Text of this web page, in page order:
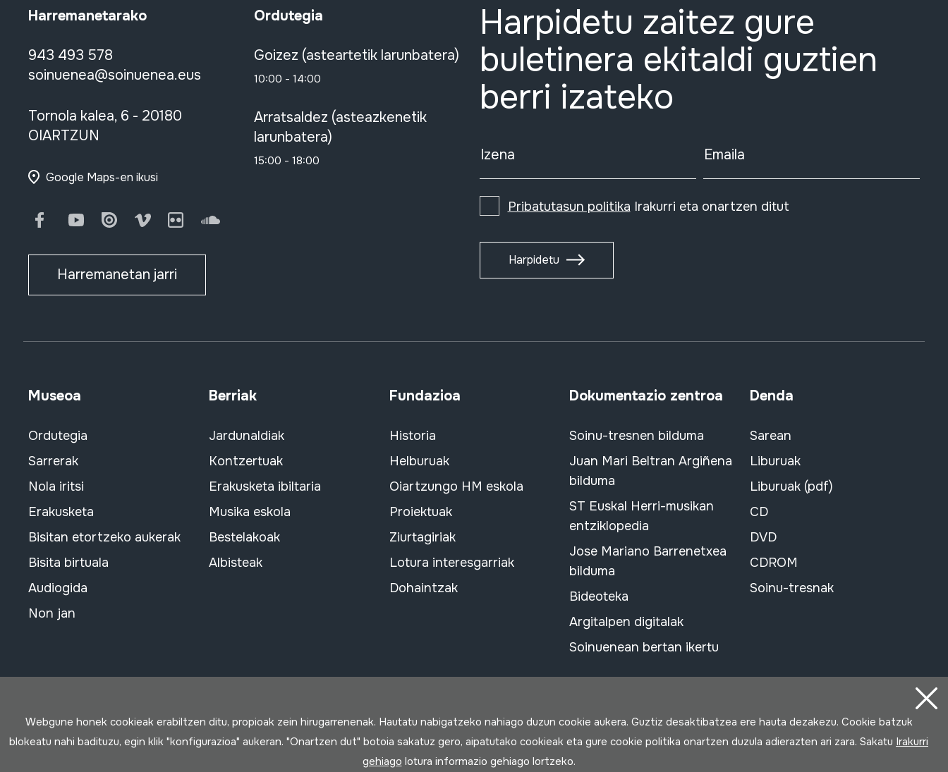
Harremanetarako
943 493 578
soinuenea@soinuenea.eus
Tornola kalea, 6 - 20180
OIARTZUN
Google Maps-en ikusi
FacebookYoutubeIssuu Vimeo FlickrSoundCloud
Harremanetan jarri
Ordutegia
Goizez (asteartetik larunbatera)
10:00 - 14:00
Arratsaldez (asteazkenetik
larunbatera)
15:00 - 18:00
Harpidetu zaitez gure
buletinera ekitaldi guztien
berri izateko
Izena Emaila
Pribatutasun politika Irakurri eta onartzen ditut
Harpidetu
Museoa
Ordutegia
Sarrerak
Nola iritsi
Erakusketa
Bisitan etortzeko aukerak
Bisita birtuala
Audiogida
Non jan
Berriak
Jardunaldiak
Kontzertuak
Erakusketa ibiltaria
Musika eskola
Bestelakoak
Albisteak
Fundazioa
Historia
Helburuak
Oiartzungo HM eskola
Proiektuak
Ziurtagiriak
Lotura interesgarriak
Dohaintzak
Dokumentazio zentroa
Soinu-tresnen bilduma
Juan Mari Beltran Argiñena
bilduma
ST Euskal Herri-musikan
entziklopedia
Jose Mariano Barrenetxea
bilduma
Bideoteka
Argitalpen digitalak
Soinuenean bertan ikertu
Denda
Sarean
Liburuak
Liburuak (pdf)
CD
DVD
CDROM
Soinu-tresnak
Webgune honek cookieak erabiltzen ditu, propioak zein hirugarrenenak. Hautatu nabigatzeko nahiago duzun cookie aukera. Guztiz desaktibatzea ere hauta dezakezu. Cookie batzuk
blokeatu nahi badituzu, egin klik "konfigurazioa" aukeran. "Onartzen dut" botoia sakatuz gero, aipatutako cookieak eta gure cookie politika onartzen duzula adierazten ari zara. Sakatu Irakurri
gehiago lotura informazio gehiago lortzeko.